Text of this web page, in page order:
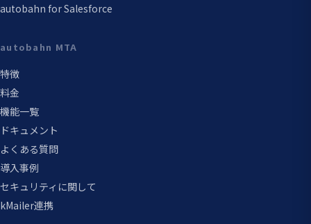
autobahn for Salesforce
autobahn MTA
特徴
料金
機能一覧
ドキュメント
よくある質問
導入事例
セキュリティに関して
kMailer連携